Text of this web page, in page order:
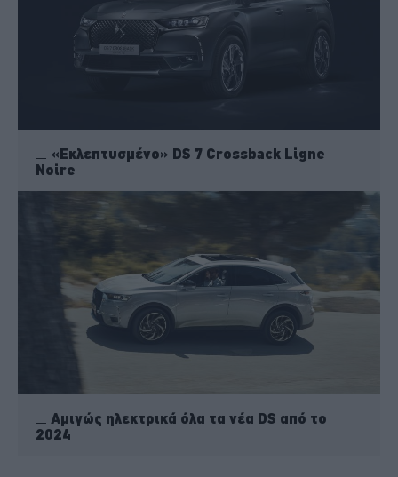
«Εκλεπτυσμένο» DS 7 Crossback Ligne
Noire
Αμιγώς ηλεκτρικά όλα τα νέα DS από το
2024